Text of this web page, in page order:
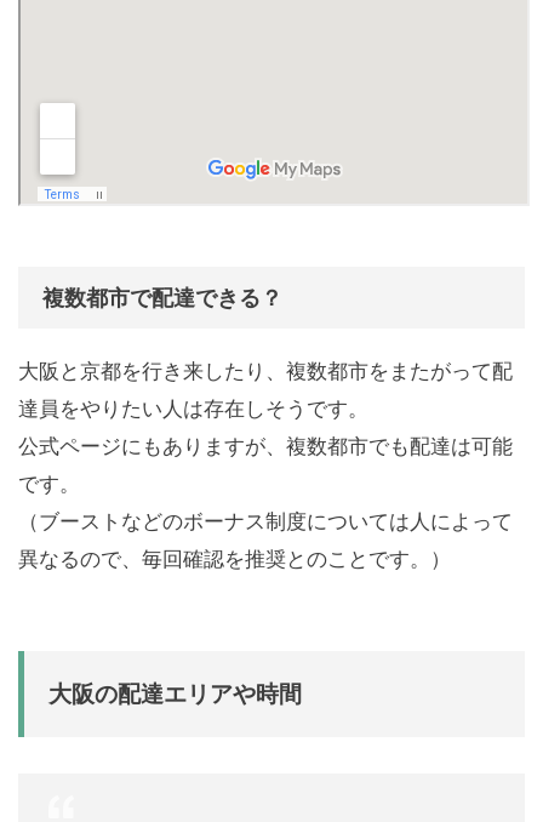
複数都市で配達できる？
大阪と京都を行き来したり、複数都市をまたがって配
達員をやりたい人は存在しそうです。
公式ページにもありますが、複数都市でも配達は可能
です。
（ブーストなどのボーナス制度については人によって
異なるので、毎回確認を推奨とのことです。）
大阪の配達エリアや時間